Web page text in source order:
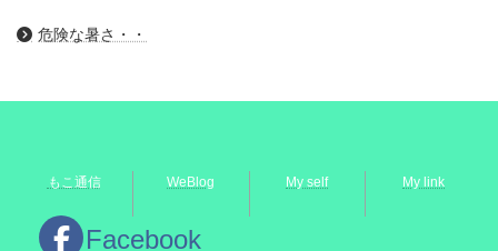
危険な暑さ・・
もこ通信 WeBlog My self My link
Facebook